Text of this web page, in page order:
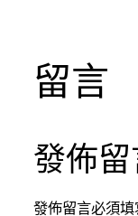
留言
發佈
發佈留言必須